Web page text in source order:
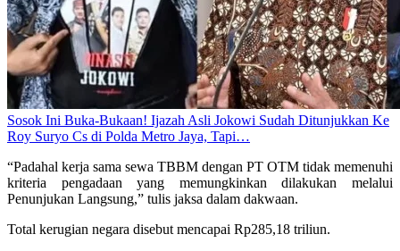
Sosok Ini Buka-Bukaan! Ijazah Asli Jokowi Sudah Ditunjukkan Ke
Roy Suryo Cs di Polda Metro Jaya, Tapi…
“Padahal kerja sama sewa TBBM dengan PT OTM tidak memenuhi
kriteria pengadaan yang memungkinkan dilakukan melalui
Penunjukan Langsung,” tulis jaksa dalam dakwaan.
Total kerugian negara disebut mencapai Rp285,18 triliun.